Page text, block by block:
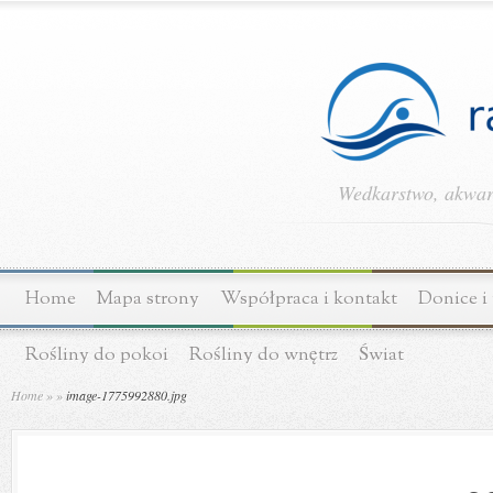
Wedkarstwo,
Home Mapa strony Współpraca i kontakt Donice i
Rośliny do pokoi Rośliny do wnętrz Świat
Home » »image-1775992880.jpg